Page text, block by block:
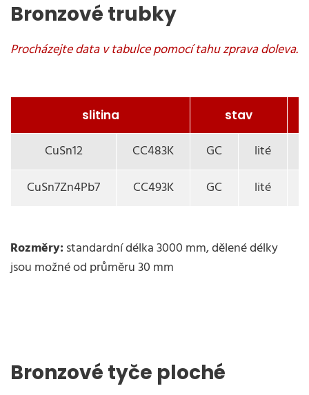
Bronzové trubky
slitina stav
CuSn12 CC483K GC
lité
CuSn7Zn4Pb7
CC493K GC lité
Rozměry: standardní délka 3000 mm, dělené délky
jsou možné od průměru 30 mm
Bronzové tyče ploché